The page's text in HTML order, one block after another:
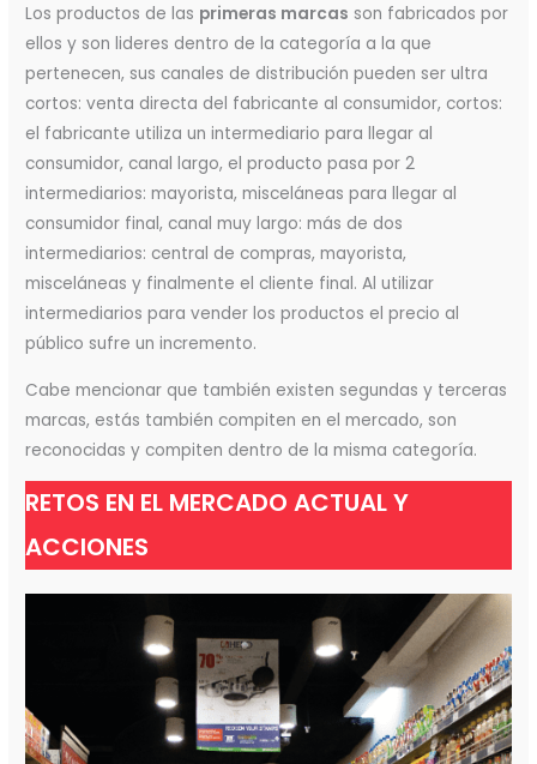
Los productos de las primeras marcas son fabricados por
ellos y son lideres dentro de la categoría a la que
pertenecen, sus canales de distribución pueden ser ultra
cortos: venta directa del fabricante al consumidor, cortos:
el fabricante utiliza un intermediario para llegar al
consumidor, canal largo, el producto pasa por 2
intermediarios: mayorista, misceláneas para llegar al
consumidor final, canal muy largo: más de dos
intermediarios: central de compras, mayorista,
misceláneas y finalmente el cliente final. Al utilizar
intermediarios para vender los productos el precio al
público sufre un incremento.
Cabe mencionar que también existen segundas y terceras
marcas, estás también compiten en el mercado, son
reconocidas y compiten dentro de la misma categoría.
RETOS EN EL MERCADO ACTUAL Y
ACCIONES